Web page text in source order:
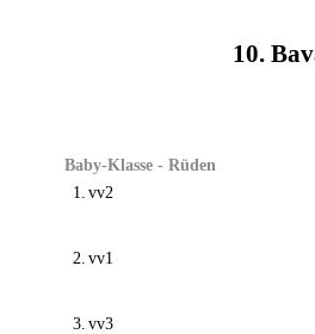
10.
Baby-Klasse - Rüden
1. vv2
2. vv1
3. vv3